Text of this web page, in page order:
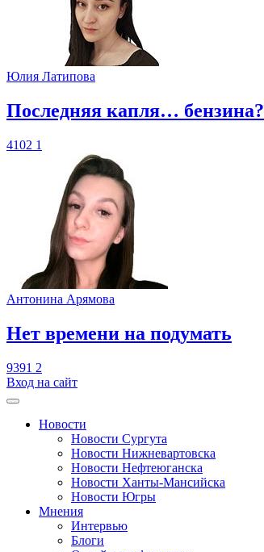
Юлия Латипова
​Последняя капля… бензина?
4102 1
Антонина Арямова
​Нет времени на подумать
9391 2
Вход на сайт
Новости
Новости Сургута
Новости Нижневартовска
Новости Нефтеюганска
Новости Ханты-Мансийска
Новости Югры
Мнения
Интервью
Блоги